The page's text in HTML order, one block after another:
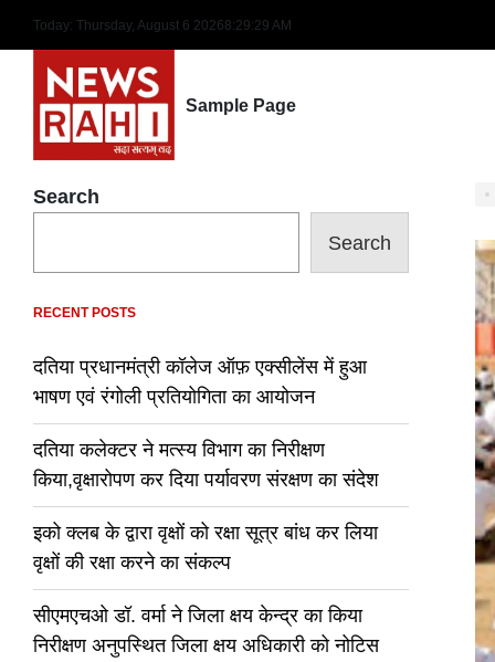
content
Today: Thursday, August 6 20268:29:30 AM
Sample Page
Search
Search
RECENT POSTS
दतिया प्रधानमंत्री कॉलेज ऑफ़ एक्सीलेंस में हुआ
भाषण एवं रंगोली प्रतियोगिता का आयोजन
दतिया कलेक्टर ने मत्स्य विभाग का निरीक्षण
किया,वृक्षारोपण कर दिया पर्यावरण संरक्षण का संदेश
इको क्लब के द्वारा वृक्षों को रक्षा सूत्र बांध कर लिया
वृक्षों की रक्षा करने का संकल्प
सीएमएचओ डॉ. वर्मा ने जिला क्षय केन्द्र का किया
निरीक्षण अनुपस्थित जिला क्षय अधिकारी को नोटिस